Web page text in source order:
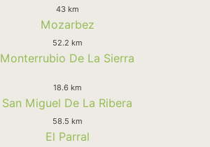
43 km
Mozarbez
52.2 km
Monterrubio De La Sierra
18.6 km
San Miguel De La Ribera
58.5 km
El Parral